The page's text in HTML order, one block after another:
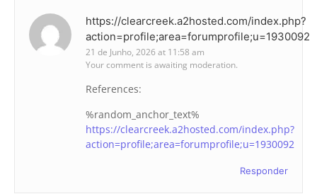
https://clearcreek.a2hosted.com/index.php?
action=profile;area=forumprofile;u=1930092
21 de Junho, 2026 at 11:58 am
Your comment is awaiting moderation.
References:
%random_anchor_text%
https://clearcreek.a2hosted.com/index.php?
action=profile;area=forumprofile;u=1930092
Responder